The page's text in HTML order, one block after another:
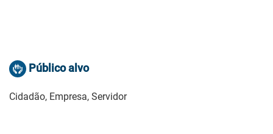
Público alvo
Cidadão, Empresa, Servidor